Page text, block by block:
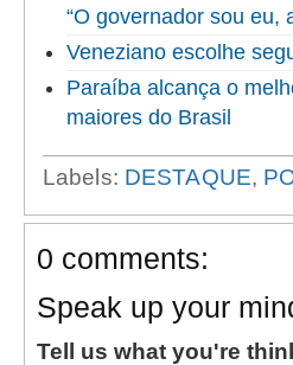
“O governador sou eu,
Veneziano escolhe
Paraíba alcança o
maiores do Brasil
Labels: DESTAQUE,
0 comments:
Speak up your
Tell us what you're